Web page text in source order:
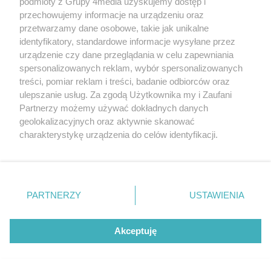
Radom Music Camp - Scena Młodych
(zdjęcia)
przechowujemy informacje na urządzeniu oraz
przetwarzamy dane osobowe, takie jak unikalne
identyfikatory, standardowe informacje wysyłane przez
urządzenie czy dane przeglądania w celu zapewniania
spersonalizowanych reklam, wybór spersonalizowanych
treści, pomiar reklam i treści, badanie odbiorców oraz
ulepszanie usług. Za zgodą Użytkownika my i Zaufani
Partnerzy możemy używać dokładnych danych
geolokalizacyjnych oraz aktywnie skanować
charakterystykę urządzenia do celów identyfikacji.
zmienić/wycofać klikając przycisk ustawień prywatności
znajdujący się w lewym dolnym rogu strony
. Niektóre
użytkownika, ale masz prawo sprzeciwić się takiemu
przetwarzaniu. Preferencje będą miały zastosowania tylko
PARTNERZY USTAWIENIA
Akceptuję